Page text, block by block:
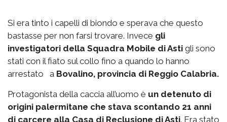
Si era tinto i capelli di biondo e sperava che questo
bastasse per non farsi trovare. Invece gli
investigatori della Squadra Mobile di Asti gli sono
stati con il fiato sul collo fino a quando lo hanno
arrestato a Bovalino, provincia di Reggio Calabria.
Protagonista della caccia all’uomo è un detenuto di
origini palermitane che stava scontando 21 anni
di carcere alla Casa di Reclusione di Asti. Era stato